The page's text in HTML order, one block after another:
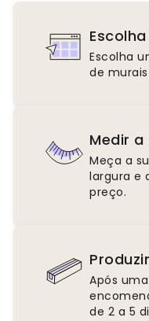
Escolha
de
Medir
Meça a
largura e
preço.
Após
de 2 a 5